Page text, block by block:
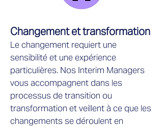
Changement et transformation
Le changement requiert une
sensibilité et une expérience
particulières. Nos Interim Managers
vous accompagnent dans les
processus de transition ou
transformation et veillent à ce que les
changements se déroulent en